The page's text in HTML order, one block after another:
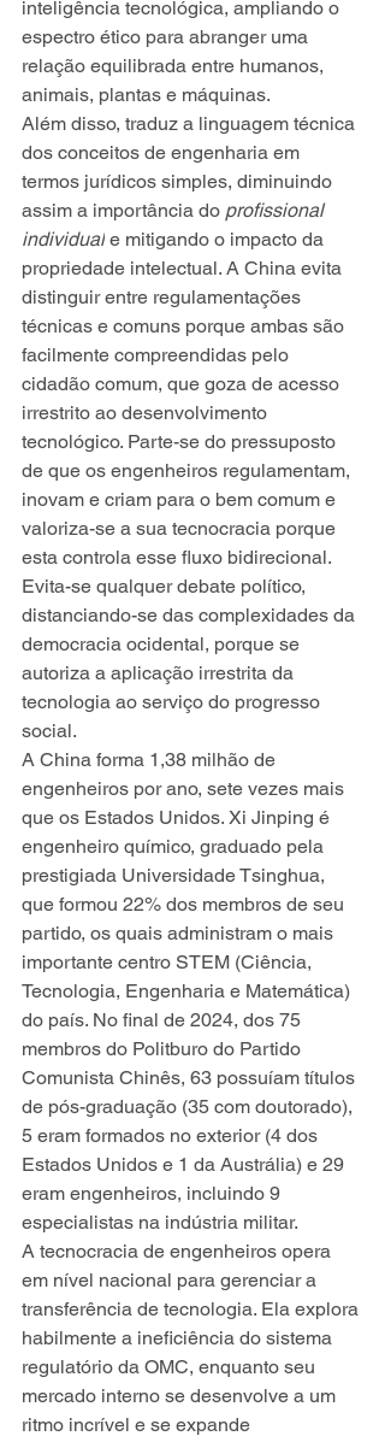
inteligência tecnológica, ampliando o
espectro ético para abranger uma
relação equilibrada entre humanos,
animais, plantas e máquinas.
Além disso, traduz a linguagem técnica
dos conceitos de engenharia em
termos jurídicos simples, diminuindo
assim a importância do profissional
individual e mitigando o impacto da
propriedade intelectual. A China evita
distinguir entre regulamentações
técnicas e comuns porque ambas são
facilmente compreendidas pelo
cidadão comum, que goza de acesso
irrestrito ao desenvolvimento
tecnológico. Parte-se do pressuposto
de que os engenheiros regulamentam,
inovam e criam para o bem comum e
valoriza-se a sua tecnocracia porque
esta controla esse fluxo bidirecional.
Evita-se qualquer debate político,
distanciando-se das complexidades da
democracia ocidental, porque se
autoriza a aplicação irrestrita da
tecnologia ao serviço do progresso
social.
A China forma 1,38 milhão de
engenheiros por ano, sete vezes mais
que os Estados Unidos. Xi Jinping é
engenheiro químico, graduado pela
prestigiada Universidade Tsinghua,
que formou 22% dos membros de seu
partido, os quais administram o mais
importante centro STEM (Ciência,
Tecnologia, Engenharia e Matemática)
do país. No final de 2024, dos 75
membros do Politburo do Partido
Comunista Chinês, 63 possuíam títulos
de pós-graduação (35 com doutorado),
5 eram formados no exterior (4 dos
Estados Unidos e 1 da Austrália) e 29
eram engenheiros, incluindo 9
especialistas na indústria militar.
A tecnocracia de engenheiros opera
em nível nacional para gerenciar a
transferência de tecnologia. Ela explora
habilmente a ineficiência do sistema
regulatório da OMC, enquanto seu
mercado interno se desenvolve a um
ritmo incrível e se expande